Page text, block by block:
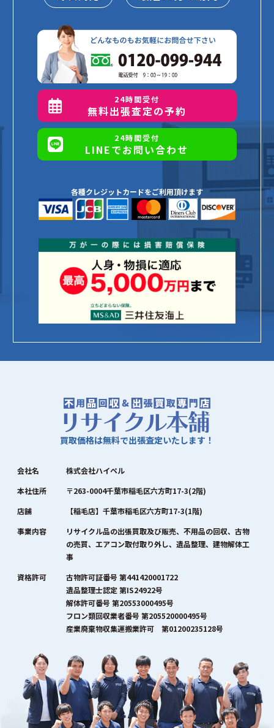
24時間受付
無料出張査定の予約
24時間受付
LINEでお問い合わせ
各種クレジットカードをご利用頂けます
買取価格は無料で出張査定いたします！
会社名
株式会社ハイペル
本社住所
〒263-0004千葉市稲毛区六方町17-3(2階)
店舗
【稲毛店】千葉市稲毛区六方町17-3(1階)
事業内容
リサイクル品の出張買取及び販売、不用品の回収、古物
の売買、エアコン取付取り外し、遺品整理、建物解体工
事
資格許可
古物許可証番号 第441420001722
遺品整理士認定 第IS24922号
解体許可番号 第20553000495号
フロン類回収業者番号 第205520000495号
産業廃棄物収集運搬業許可 第01200235128号